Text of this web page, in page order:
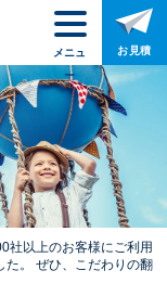
社以上のお客様にご利用
。
ぜひ、こだわりの翻
メニュ
ー
お見積